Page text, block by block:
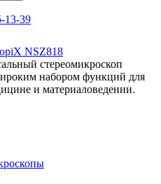
13-39
стереомикроскоп
набором функций для
и материаловедении.